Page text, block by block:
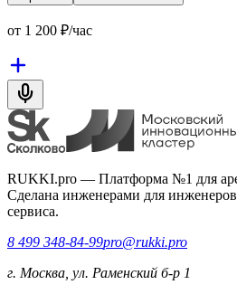
от 1 200 ₽/час
RUKKI.pro — Платформа №1 для
Сделана инженерами для
сервиса.
8 499 348-84-99pro@rukki.pro
г. Москва, ул. Раменский б-р 1